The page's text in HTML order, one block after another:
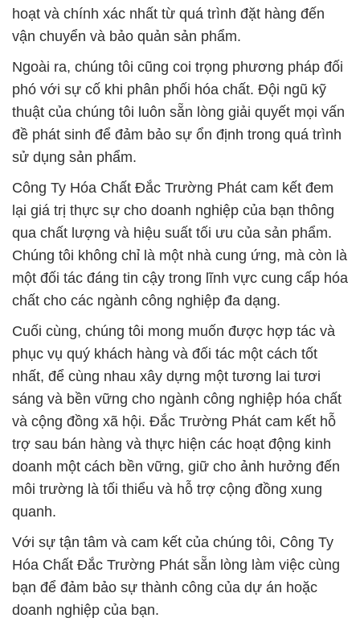
hoạt và chính xác nhất từ quá trình đặt hàng đến
vận chuyển và bảo quản sản phẩm.
Ngoài ra, chúng tôi cũng coi trọng phương pháp đối
phó với sự cố khi phân phối hóa chất. Đội ngũ kỹ
thuật của chúng tôi luôn sẵn lòng giải quyết mọi vấn
đề phát sinh để đảm bảo sự ổn định trong quá trình
sử dụng sản phẩm.
Công Ty Hóa Chất Đắc Trường Phát cam kết đem
lại giá trị thực sự cho doanh nghiệp của bạn thông
qua chất lượng và hiệu suất tối ưu của sản phẩm.
Chúng tôi không chỉ là một nhà cung ứng, mà còn là
một đối tác đáng tin cậy trong lĩnh vực cung cấp hóa
chất cho các ngành công nghiệp đa dạng.
Cuối cùng, chúng tôi mong muốn được hợp tác và
phục vụ quý khách hàng và đối tác một cách tốt
nhất, để cùng nhau xây dựng một tương lai tươi
sáng và bền vững cho ngành công nghiệp hóa chất
và cộng đồng xã hội. Đắc Trường Phát cam kết hỗ
trợ sau bán hàng và thực hiện các hoạt động kinh
doanh một cách bền vững, giữ cho ảnh hưởng đến
môi trường là tối thiểu và hỗ trợ cộng đồng xung
quanh.
Với sự tận tâm và cam kết của chúng tôi, Công Ty
Hóa Chất Đắc Trường Phát sẵn lòng làm việc cùng
bạn để đảm bảo sự thành công của dự án hoặc
doanh nghiệp của bạn.